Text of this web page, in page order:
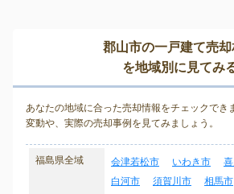
郡山市の一戸建て売
を地域別に見てみ
あなたの地域に合った売却情報をチェックでき
変動や、実際の売却事例を見てみましょう。
福島県全域 会津若松市 いわき市
白河市
須賀川市 相馬市